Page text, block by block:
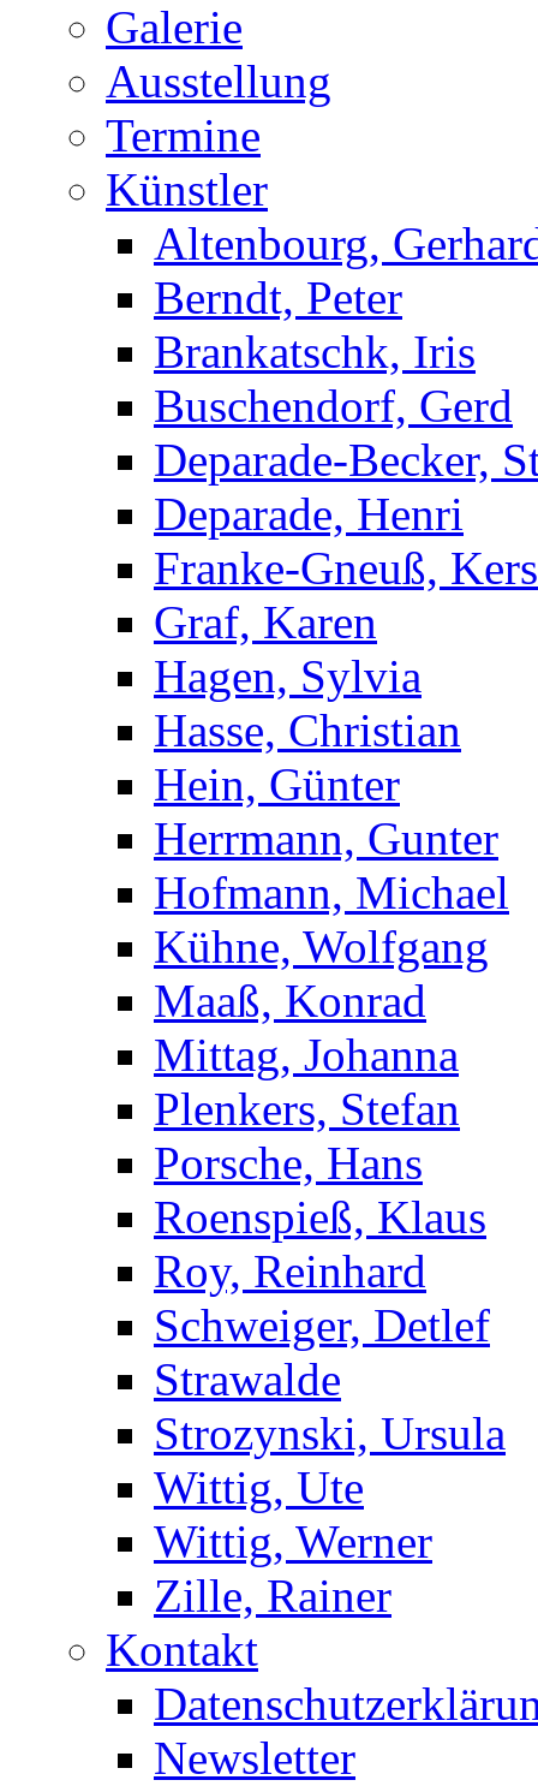
Galerie
Ausstellung
Termine
Künstler
Altenbourg,
Berndt, Peter
Brankatschk, Iris
Buschendorf, Gerd
Deparade-Becker,
Deparade, Henri
Franke-Gneuß,
Graf, Karen
Hagen, Sylvia
Hasse, Christian
Hein, Günter
Herrmann, Gunter
Hofmann, Michael
Kühne, Wolfgang
Maaß, Konrad
Mittag, Johanna
Plenkers, Stefan
Porsche, Hans
Roenspieß, Klaus
Roy, Reinhard
Schweiger, Detlef
Strawalde
Strozynski, Ursula
Wittig, Ute
Wittig, Werner
Zille, Rainer
Kontakt
Newsletter